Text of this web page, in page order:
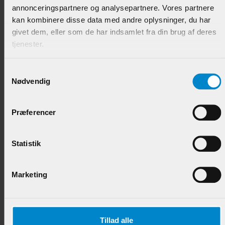
annonceringspartnere og analysepartnere. Vores partnere
kan kombinere disse data med andre oplysninger, du har
givet dem, eller som de har indsamlet fra din brug af deres
tjenester.
Nødvendig
Præferencer
Statistik
Marketing
Tillad alle
88,95 DKK/M